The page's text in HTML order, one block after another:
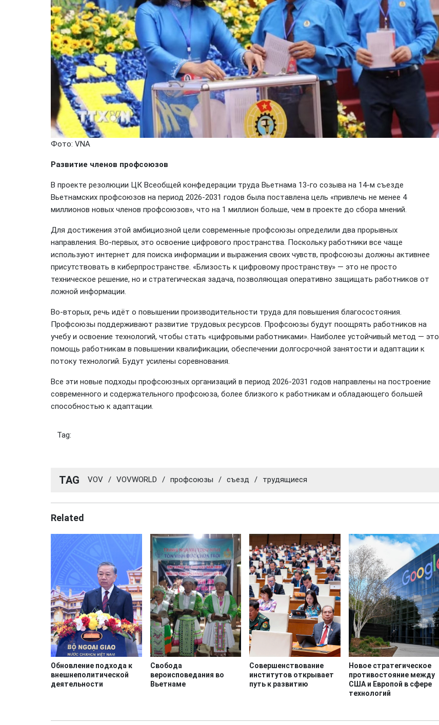
Фото: VNA
Развитие членов профсоюзов
В проекте резолюции ЦК Всеобщей конфедерации труда Вьетнама 13-го созыва на 14-м съезде
Вьетнамских профсоюзов на период 2026-2031 годов была поставлена цель «привлечь не менее 4
миллионов новых членов профсоюзов», что на 1 миллион больше, чем в проекте до сбора мнений.
Для достижения этой амбициозной цели современные профсоюзы определили два прорывных
направления. Во-первых, это освоение цифрового пространства. Поскольку работники все чаще
используют интернет для поиска информации и выражения своих чувств, профсоюзы должны активнее
присутствовать в киберпространстве. «Близость к цифровому пространству» — это не просто
техническое решение, но и стратегическая задача, позволяющая оперативно защищать работников от
ложной информации.
Во-вторых, речь идёт о повышении производительности труда для повышения благосостояния.
Профсоюзы поддерживают развитие трудовых ресурсов. Профсоюзы будут поощрять работников на
учебу и освоение технологий, чтобы стать «цифровыми работниками». Наиболее устойчивый метод — это
помощь работникам в повышении квалификации, обеспечении долгосрочной занятости и адаптации к
потоку технологий. Будут усилены соревнования.
Все эти новые подходы профсоюзных организаций в период 2026-2031 годов направлены на построение
современного и содержательного профсоюза, более близкого к работникам и обладающего большей
способностью к адаптации.
Tag:
TAG VOV / VOVWORLD / профсоюзы / съезд / трудящиеся
Related
Обновление подхода к
внешнеполитической
деятельности
Свобода
вероисповедания во
Вьетнаме
Совершенствование
институтов открывает
путь к развитию
Новое стратегическое
противостояние между
США и Европой в сфере
технологий